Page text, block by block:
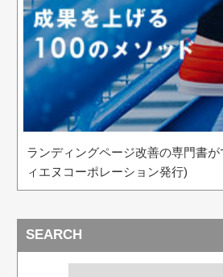
ランディングページ改善の専門書
ィエヌコーポレーション発行)
SEARCH